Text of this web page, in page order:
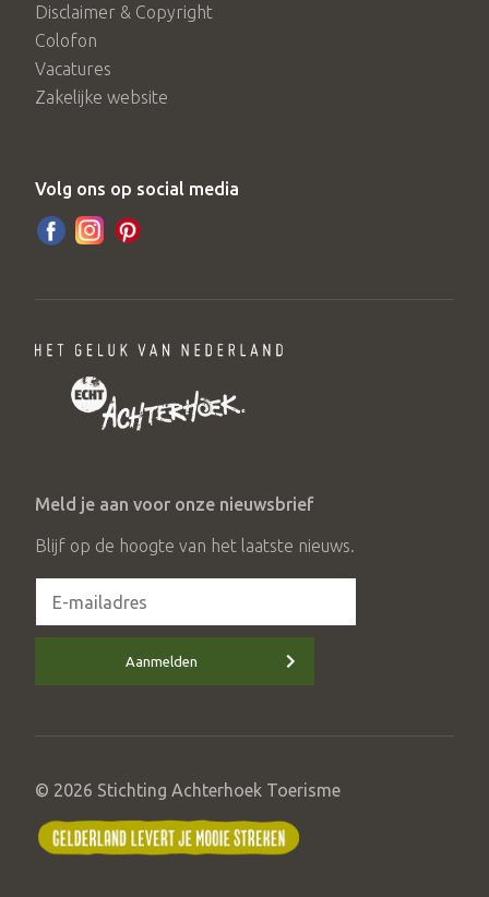
Disclaimer & Copyright
Colofon
Vacatures
Zakelijke website
Volg ons op social media
Meld je aan voor onze nieuwsbrief
Blijf op de hoogte van het laatste nieuws.
Aanmelden
© 2026 Stichting Achterhoek Toerisme